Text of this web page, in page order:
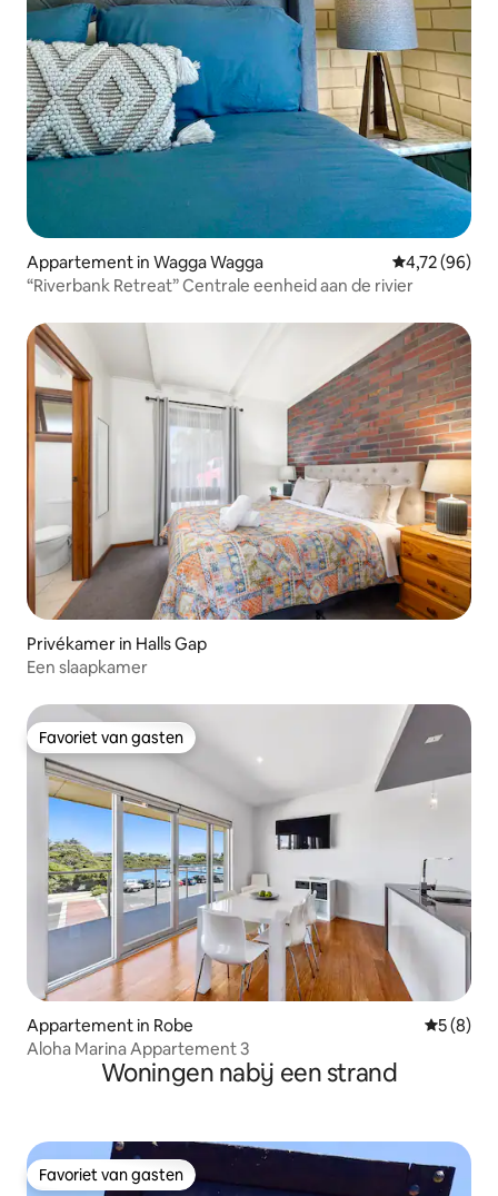
Appartement in Wagga Wagga Gemiddelde
4,72 (96)
“Riverbank Retreat” Centrale eenheid aan de rivier
Privékamer in Halls Gap
Een slaapkamer
Favoriet van gasten
Favoriet van gasten
Appartement in Robe
5 (8)
Aloha Marina Appartement 3
Woningen nabij een strand
Favoriet van gasten
Favoriet van gasten